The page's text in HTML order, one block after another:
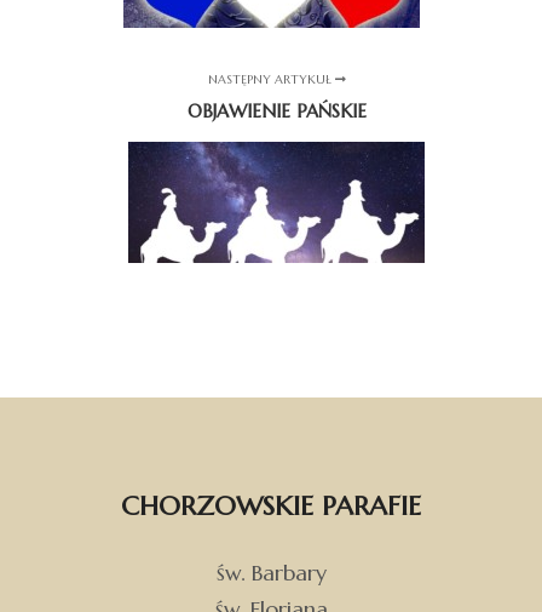
NASTĘPNY ARTYKUŁ
OBJAWIENIE PAŃSKIE
CHORZOWSKIE PARAFIE
św. Barbary